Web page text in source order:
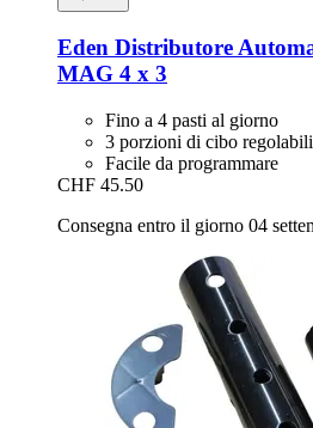
Eden Distributore
MAG 4 x 3
Fino a 4 pasti al giorno
3 porzioni di cibo regolabili
Facile da programmare
CHF 45.50
Consegna entro il giorno 04